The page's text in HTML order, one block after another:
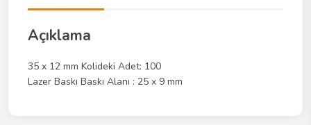
Açıklama
35 x 12 mm Kolideki Adet: 100
Lazer Baskı Baskı Alanı : 25 x 9 mm